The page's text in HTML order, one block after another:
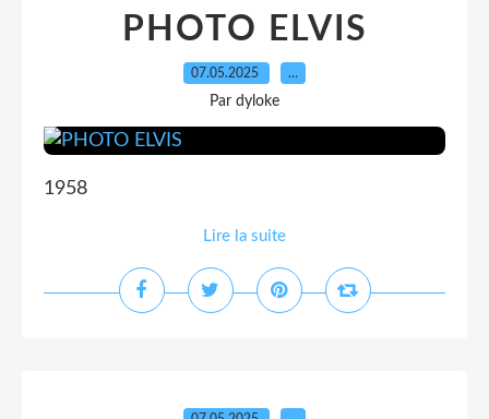
PHOTO ELVIS
07.05.2025 …
Par dyloke
1958
Lire la suite